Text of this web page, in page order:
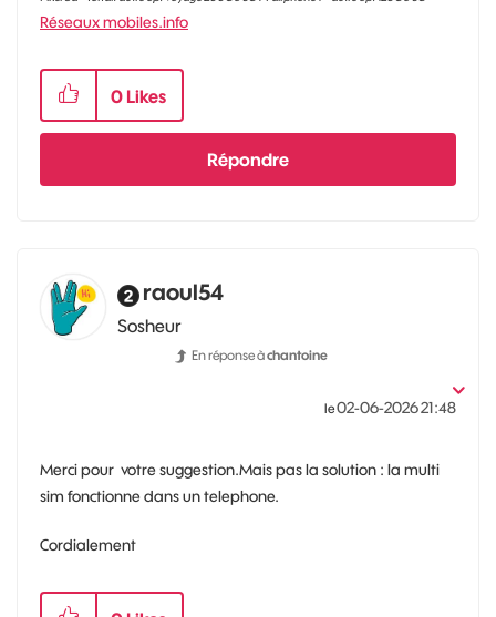
Réseaux mobiles.info
0 Likes
Répondre
raoul54
Sosheur
En réponse àchantoine
le‎02-06-202621:48
Merci pour votre suggestion.Mais pas la solution : la multi
sim fonctionne dans un telephone.
Cordialement